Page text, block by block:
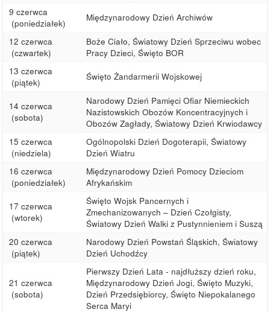
9 czerwca
(poniedziałek)
Międzynarodowy Dzień Archiwów
12 czerwca
(czwartek)
Boże Ciało, Światowy Dzień Sprzeciwu wobec
Pracy Dzieci, Święto BOR
13 czerwca
(piątek)
Święto Żandarmerii Wojskowej
14 czerwca
(sobota)
Narodowy Dzień Pamięci Ofiar Niemieckich
Nazistowskich Obozów Koncentracyjnych i
Obozów Zagłady, Światowy Dzień Krwiodawcy
15 czerwca
(niedziela)
Ogólnopolski Dzień Dogoterapii, Światowy
Dzień Wiatru
16 czerwca
(poniedziałek)
Międzynarodowy Dzień Pomocy Dzieciom
Afrykańskim
17 czerwca
(wtorek)
Święto Wojsk Pancernych i
Zmechanizowanych – Dzień Czołgisty,
Światowy Dzień Walki z Pustynnieniem i Suszą
20 czerwca
(piątek)
Narodowy Dzień Powstań Śląskich, Światowy
Dzień Uchodźcy
21 czerwca
(sobota)
Pierwszy Dzień Lata - najdłuższy dzień roku,
Międzynarodowy Dzień Jogi, Święto Muzyki,
Dzień Przedsiębiorcy, Święto Niepokalanego
Serca Maryi